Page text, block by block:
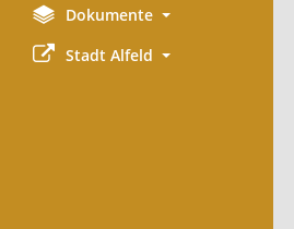
Dokumente
Stadt Alfeld